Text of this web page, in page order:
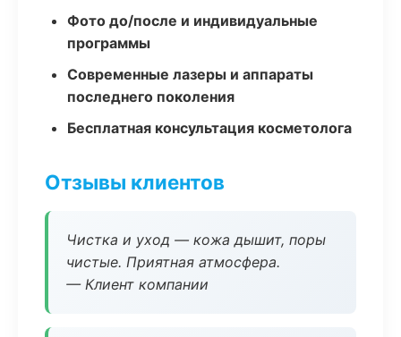
Фото до/после и индивидуальные
программы
Современные лазеры и аппараты
последнего поколения
Бесплатная консультация косметолога
Отзывы клиентов
Чистка и уход — кожа дышит, поры
чистые. Приятная атмосфера.
— Клиент компании